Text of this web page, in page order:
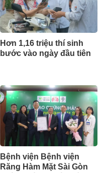
Hơn 1,16 triệu thí sinh
bước vào ngày đầu tiên
Bệnh viện Bệnh viện
Răng Hàm Mặt Sài Gòn